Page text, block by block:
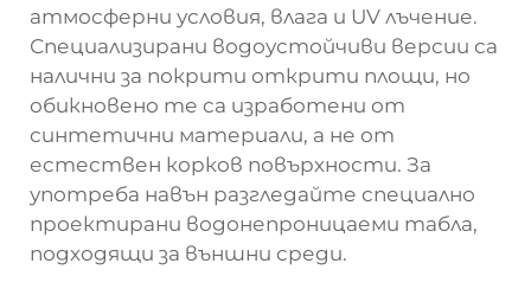
атмосферни условия, влага и UV лъчение.
Специализирани водоустойчиви версии са
налични за покрити открити площи, но
обикновено те са изработени от
синтетични материали, а не от
естествен корков повърхности. За
употреба навън разгледайте специално
проектирани водонепроницаеми табла,
подходящи за външни среди.